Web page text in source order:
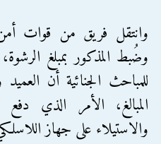
وانتقل فريق من قوات
وضُبط المذكور بمبلغ
للمباحث الجنائية أن
المبالغ، الأمر الذي
والاستيلاء على جهاز